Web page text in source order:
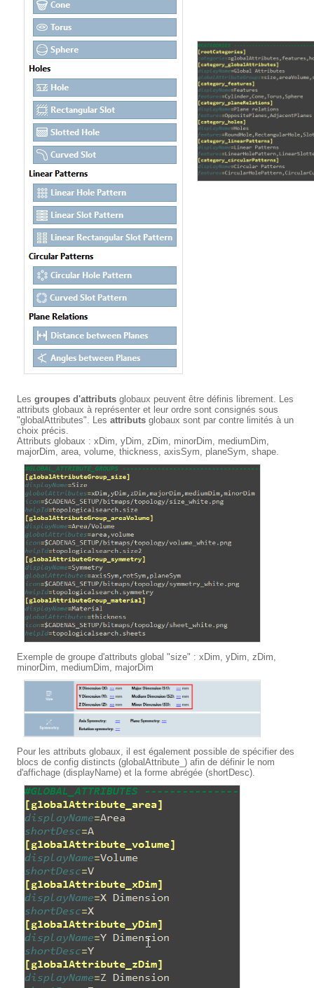
Les groupes d'attributs globaux peuvent être définis librement. Les
attributs globaux à représenter et leur ordre sont consignés sous
"globalAttributes". Les attributs globaux sont par contre limités à un
choix précis.
Attributs globaux : xDim, yDim, zDim, minorDim, mediumDim,
majorDim, area, volume, thickness, axisSym, planeSym, shape.
Exemple de groupe d'attributs global "size" : xDim, yDim, zDim,
minorDim, mediumDim, majorDim
Pour les attributs globaux, il est également possible de spécifier des
blocs de config distincts (globalAttribute_) afin de définir le nom
d'affichage (displayName) et la forme abrégée (shortDesc).